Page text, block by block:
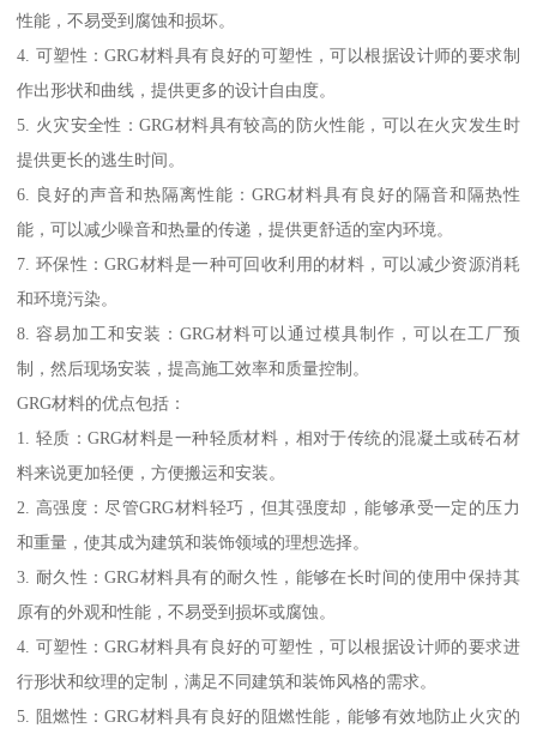
性能，不易受到腐蚀和损坏。
4. 可塑性：GRG材料具有良好的可塑性，可以根据设计师的要求制
作出形状和曲线，提供更多的设计自由度。
5. 火灾安全性：GRG材料具有较高的防火性能，可以在火灾发生时
提供更长的逃生时间。
6. 良好的声音和热隔离性能：GRG材料具有良好的隔音和隔热性
能，可以减少噪音和热量的传递，提供更舒适的室内环境。
7. 环保性：GRG材料是一种可回收利用的材料，可以减少资源消耗
和环境污染。
8. 容易加工和安装：GRG材料可以通过模具制作，可以在工厂预
制，然后现场安装，提高施工效率和质量控制。
GRG材料的优点包括：
1. 轻质：GRG材料是一种轻质材料，相对于传统的混凝土或砖石材
料来说更加轻便，方便搬运和安装。
2. 高强度：尽管GRG材料轻巧，但其强度却，能够承受一定的压力
和重量，使其成为建筑和装饰领域的理想选择。
3. 耐久性：GRG材料具有的耐久性，能够在长时间的使用中保持其
原有的外观和性能，不易受到损坏或腐蚀。
4. 可塑性：GRG材料具有良好的可塑性，可以根据设计师的要求进
行形状和纹理的定制，满足不同建筑和装饰风格的需求。
5. 阻燃性：GRG材料具有良好的阻燃性能，能够有效地防止火灾的